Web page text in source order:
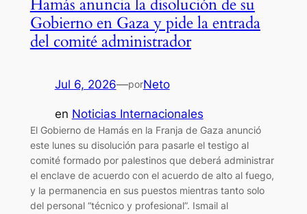
Hamás anuncia la disolución de su
Gobierno en Gaza y pide la entrada
del comité administrador
Jul 6, 2026—porNeto
en Noticias Internacionales
El Gobierno de Hamás en la Franja de Gaza anunció
este lunes su disolución para pasarle el testigo al
comité formado por palestinos que deberá administrar
el enclave de acuerdo con el acuerdo de alto al fuego,
y la permanencia en sus puestos mientras tanto solo
del personal “técnico y profesional”. Ismail al